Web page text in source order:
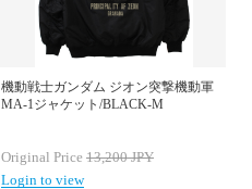
機動戦士ガンダム ジオン突撃機動軍
MA-1ジャケット/BLACK-M
Original Price 13,200JPY
Login to view